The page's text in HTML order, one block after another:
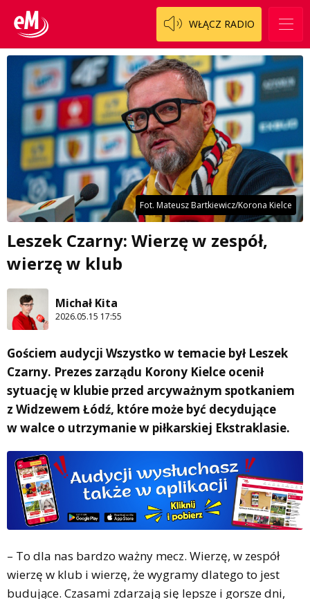
WŁĄCZ RADIO
Fot. Mateusz Bartkiewicz/Korona Kielce
Leszek Czarny: Wierzę w zespół,
wierzę w klub
Michał Kita
2026.05.15 17:55
Gościem audycji Wszystko w temacie był Leszek
Czarny. Prezes zarządu Korony Kielce ocenił
sytuację w klubie przed arcyważnym spotkaniem
z Widzewem Łódź, które może być decydujące
w walce o utrzymanie w piłkarskiej Ekstraklasie.
– To dla nas bardzo ważny mecz. Wierzę, w zespół
wierzę w klub i wierzę, że wygramy dlatego to jest
budujące. Czasami zdarzają się lepsze i gorsze dni,